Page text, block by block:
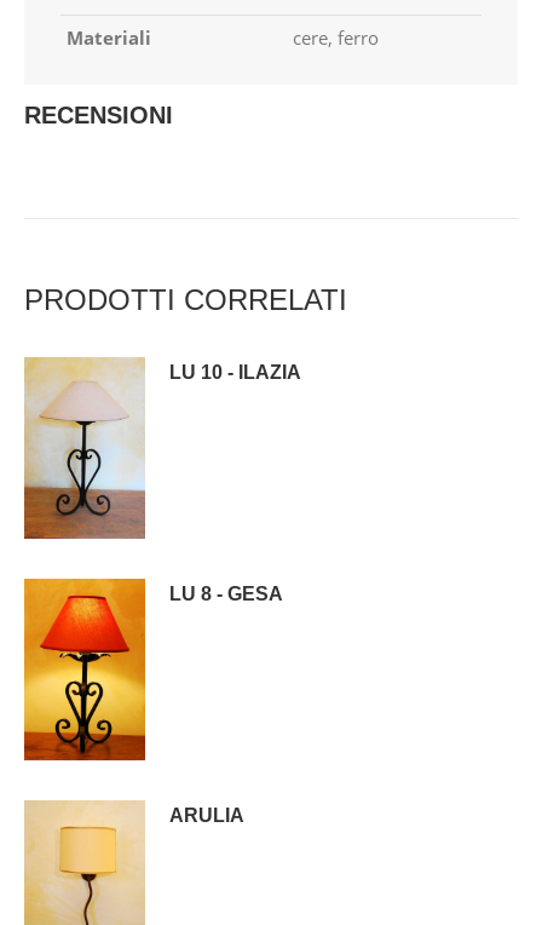
Materiali
cere, ferro
RECENSIONI
PRODOTTI CORRELATI
LU 10 - ILAZIA
LU 8 - GESA
ARULIA